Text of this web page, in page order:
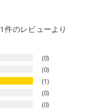
1件のレビューより
0
0
1
0
0